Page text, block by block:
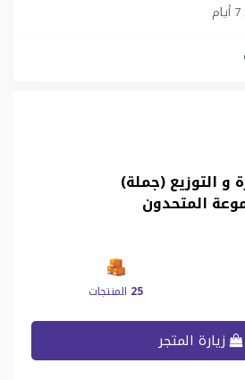
و التوزيع (جملة)
المتحدون
25 المنتجات
زيارة المتجر